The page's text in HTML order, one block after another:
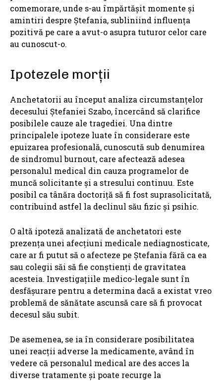
comemorare, unde s-au împărtășit momente și
amintiri despre Ștefania, subliniind influența
pozitivă pe care a avut-o asupra tuturor celor care
au cunoscut-o.
Ipotezele morții
Anchetatorii au început analiza circumstanțelor
decesului Ștefaniei Szabo, încercând să clarifice
posibilele cauze ale tragediei. Una dintre
principalele ipoteze luate în considerare este
epuizarea profesională, cunoscută sub denumirea
de sindromul burnout, care afectează adesea
personalul medical din cauza programelor de
muncă solicitante și a stresului continuu. Este
posibil ca tânăra doctoriță să fi fost suprasolicitată,
contribuind astfel la declinul său fizic și psihic.
O altă ipoteză analizată de anchetatori este
prezența unei afecțiuni medicale nediagnosticate,
care ar fi putut să o afecteze pe Ștefania fără ca ea
sau colegii săi să fie conștienți de gravitatea
acesteia. Investigațiile medico-legale sunt în
desfășurare pentru a determina dacă a existat vreo
problemă de sănătate ascunsă care să fi provocat
decesul său subit.
De asemenea, se ia în considerare posibilitatea
unei reacții adverse la medicamente, având în
vedere că personalul medical are des acces la
diverse tratamente și poate recurge la